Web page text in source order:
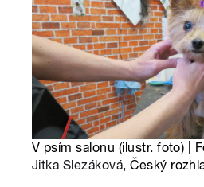
V psím salonu (ilustr. foto) |
Jitka Slezáková, Český